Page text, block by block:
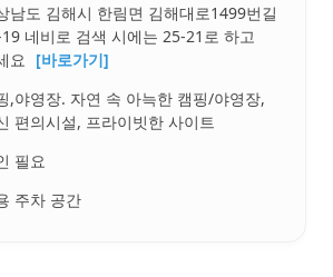
남도 김해시 한림면 김해대로1499번길
네비로 검색 시에는 25-21로 하고
요
[바로가기]
,야영장. 자연 속 아늑한 캠핑/야영장,
편의시설, 프라이빗한 사이트
필요
주차 공간